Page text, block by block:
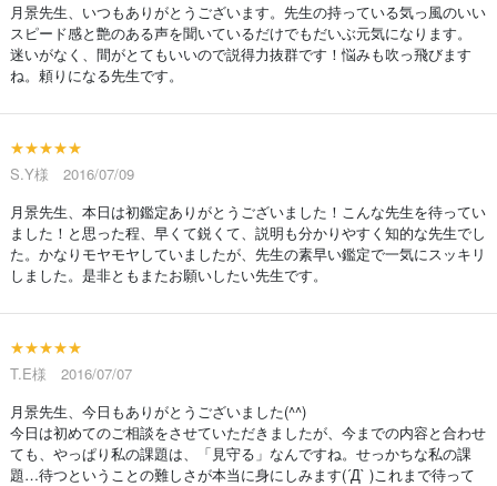
月景先生、いつもありがとうございます。先生の持っている気っ風のいい
スピード感と艶のある声を聞いているだけでもだいぶ元気になります。
迷いがなく、間がとてもいいので説得力抜群です！悩みも吹っ飛びます
ね。頼りになる先生です。
★★★★★
S.Y様 2016/07/09
月景先生、本日は初鑑定ありがとうございました！こんな先生を待ってい
ました！と思った程、早くて鋭くて、説明も分かりやすく知的な先生でし
た。かなりモヤモヤしていましたが、先生の素早い鑑定で一気にスッキリ
しました。是非ともまたお願いしたい先生です。
★★★★★
T.E様 2016/07/07
月景先生、今日もありがとうございました(^^)
今日は初めてのご相談をさせていただきましたが、今までの内容と合わせ
ても、やっぱり私の課題は、「見守る」なんですね。せっかちな私の課
題…待つということの難しさが本当に身にしみます(´Д` )これまで待って